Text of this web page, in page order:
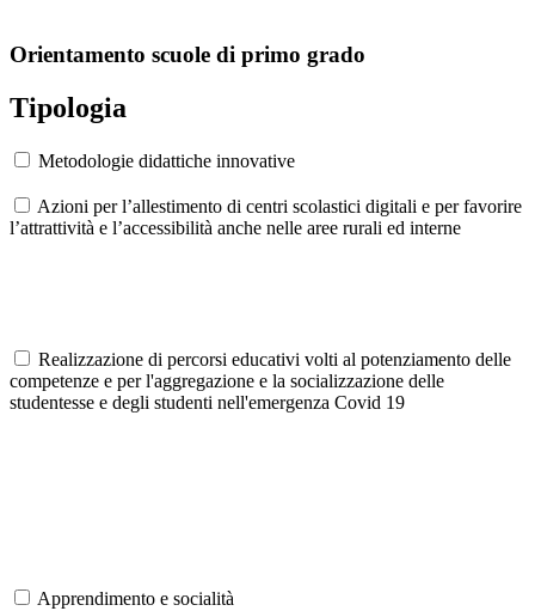
Orientamento scuole di primo grado
Tipologia
Metodologie didattiche innovative
Azioni per l’allestimento di centri scolastici digitali e per favorire
l’attrattività e l’accessibilità anche nelle aree rurali ed interne
Realizzazione di percorsi educativi volti al potenziamento delle
competenze e per l'aggregazione e la socializzazione delle
studentesse e degli studenti nell'emergenza Covid 19
Apprendimento e socialità